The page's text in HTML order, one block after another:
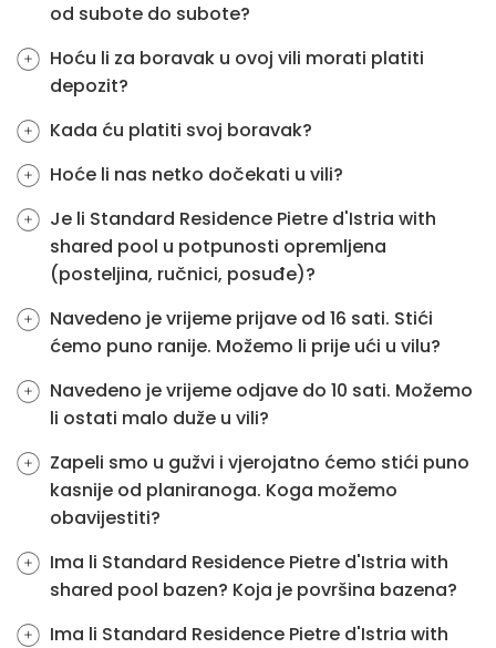
od subote do subote?
Hoću li za boravak u ovoj vili morati platiti
depozit?
Kada ću platiti svoj boravak?
Hoće li nas netko dočekati u vili?
Je li Standard Residence Pietre d'Istria with
shared pool u potpunosti opremljena
(posteljina, ručnici, posuđe)?
Navedeno je vrijeme prijave od 16 sati. Stići
ćemo puno ranije. Možemo li prije ući u vilu?
Navedeno je vrijeme odjave do 10 sati. Možemo
li ostati malo duže u vili?
Zapeli smo u gužvi i vjerojatno ćemo stići puno
kasnije od planiranoga. Koga možemo
obavijestiti?
Ima li Standard Residence Pietre d'Istria with
shared pool bazen? Koja je površina bazena?
Ima li Standard Residence Pietre d'Istria with